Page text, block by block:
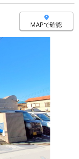
MAPで確認